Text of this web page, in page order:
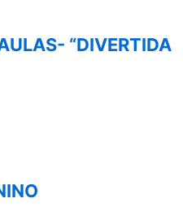
“DIVERTIDA